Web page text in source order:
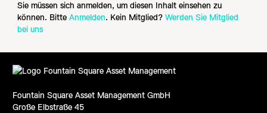
Sie müssen sich anmelden, um diesen Inhalt einsehen zu
können. BitteAnmelden. Kein Mitglied?Werden Sie Mitglied
bei uns
Fountain Square Asset Management GmbH
Große Elbstraße 45